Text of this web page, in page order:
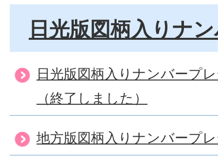
日光版図柄入りナ
日光版図柄入りナンバープ
（終了しました）
地方版図柄入りナンバープ